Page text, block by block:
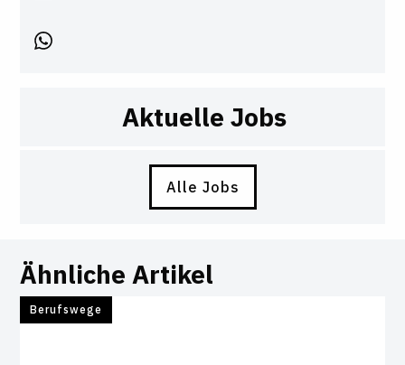
Aktuelle Jobs
Alle Jobs
Ähnliche Artikel
Berufswege